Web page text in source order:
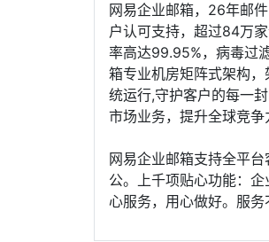
网易企业邮箱，26年邮
户认可支持，超过84万
率高达99.95%，病毒过
箱专业机房矩阵式架构
统运行,守护客户的每一
市场业务，提升全球竞争
网易企业邮箱支持全平
公。上千项贴心功能：
心服务，用心做好。服